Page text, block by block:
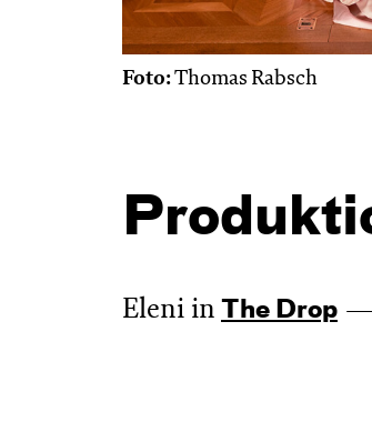
Foto:Thomas Rabsch
Eleni in The Drop